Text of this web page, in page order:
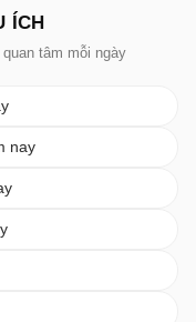
ÍCH
tâm mỗi ngày
nay